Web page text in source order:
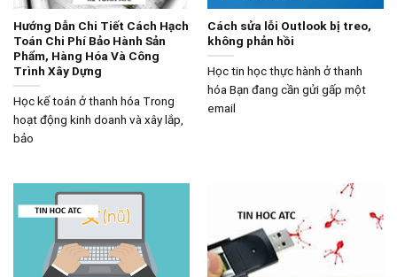
Hướng Dẫn Chi Tiết Cách Hạch
Toán Chi Phí Bảo Hành Sản
Phẩm, Hàng Hóa Và Công
Trình Xây Dựng
Học kế toán ở thanh hóa Trong
hoạt động kinh doanh và xây lắp,
bảo
Cách sửa lỗi Outlook bị treo,
không phản hồi
Học tin học thực hành ở thanh
hóa Bạn đang cần gửi gấp một
email